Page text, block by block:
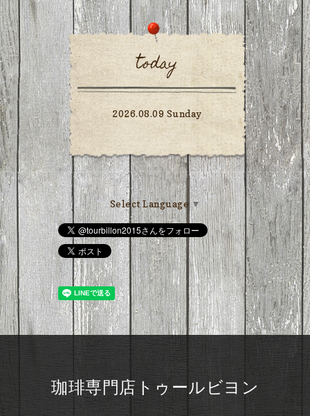
today
2026.08.09 Sunday
Select Language ▼
珈琲専門店トゥールビヨン